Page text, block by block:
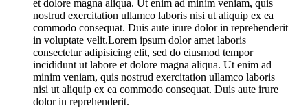
et dolore magna aliqua. Ut enim ad minim veniam, quis
nostrud exercitation ullamco laboris nisi ut aliquip ex ea
commodo consequat. Duis aute irure dolor in reprehenderit
in voluptate velit.Lorem ipsum dolor amet laboris
consectetur adipisicing elit, sed do eiusmod tempor
incididunt ut labore et dolore magna aliqua. Ut enim ad
minim veniam, quis nostrud exercitation ullamco laboris
nisi ut aliquip ex ea commodo consequat. Duis aute irure
dolor in reprehenderit.